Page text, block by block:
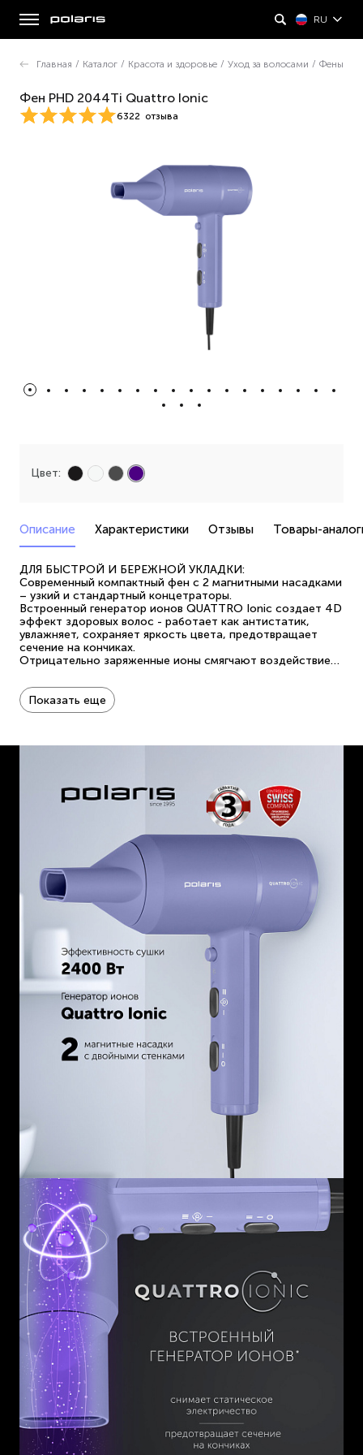
RU
Главная / Каталог / Красота и здоровье / Уход за волосами / Фены
Фен PHD 2044Ti Quattro Ionic
6322 отзыва
Цвет:
Описание Характеристики Отзывы Товары-
ДЛЯ БЫСТРОЙ И БЕРЕЖНОЙ УКЛАДКИ:
Современный компактный фен с 2 магнитными насадками
– узкий и стандартный концетраторы.
Встроенный генератор ионов QUATTRO Ionic создает 4D
эффект здоровых волос - работает как антистатик,
увлажняет, сохраняет яркость цвета, предотвращает
сечение на кончиках.
Отрицательно заряженные ионы смягчают воздействие
Фен с генератором ионов бережно защищает волосы от
обезвоживания и пересушивания в 4 раза лучше по
сравнению с фенами с турмалиновой ионизацией.
Узкая магнитная насадка-концентратор для выпрямления
волос и стайлинга отдельных прядей.
Стандартный магнитный концентратор для сушки мокрых
Оба концентратора оснащены технологией DuoProtect -
атермальная защита с двойными стенками для
саморегуляции температуры поверхности.
Обеспечивает распределение тепла там, где это
необходимо и защищает от неприятных ощущений в
случае прикосновения к насадке во время сушки горячим
Съемная решетка-фильтр защищает фен от загрязнений.
3 температурных и 2 скоростных режима.
Эффективность сушки: 2400Вт.
*Работает на 2ом температурном режиме.
Показать еще